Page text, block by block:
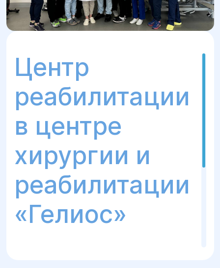
Множественный склероз
Болезнь Паркинсона
Центр
реабилитации
в центре
хирургии и
реабилитации
«Гелиос»